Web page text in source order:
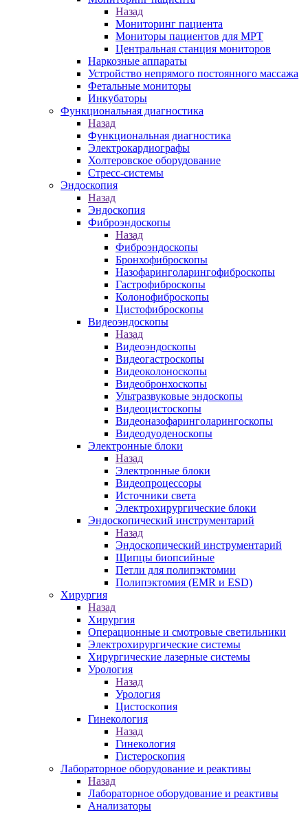
Назад
Мониторинг пациента
Мониторы пациентов для МРТ
Центральная станция мониторов
Наркозные аппараты
Устройство непрямого постоянного массажа
Фетальные мониторы
Инкубаторы
Функциональная диагностика
Назад
Функциональная диагностика
Электрокардиографы
Холтеровское оборудование
Стресс-системы
Эндоскопия
Назад
Эндоскопия
Фиброэндоскопы
Назад
Фиброэндоскопы
Бронхофиброскопы
Назофаринголарингофиброскопы
Гастрофиброскопы
Колонофиброскопы
Цистофиброскопы
Видеоэндоскопы
Назад
Видеоэндоскопы
Видеогастроскопы
Видеоколоноскопы
Видеобронхоскопы
Ультразвуковые эндоскопы
Видеоцистоскопы
Видеоназофаринголарингоскопы
Видеодуоденоскопы
Электронные блоки
Назад
Электронные блоки
Видеопроцессоры
Источники света
Электрохирургические блоки
Эндоскопический инструментарий
Назад
Эндоскопический инструментарий
Щипцы биопсийные
Петли для полипэктомии
Полипэктомия (EMR и ESD)
Хирургия
Назад
Хирургия
Операционные и смотровые светильники
Электрохирургические системы
Хирургические лазерные системы
Урология
Назад
Урология
Цистоскопия
Гинекология
Назад
Гинекология
Гистероскопия
Лабораторное оборудование и реактивы
Назад
Лабораторное оборудование и реактивы
Анализаторы